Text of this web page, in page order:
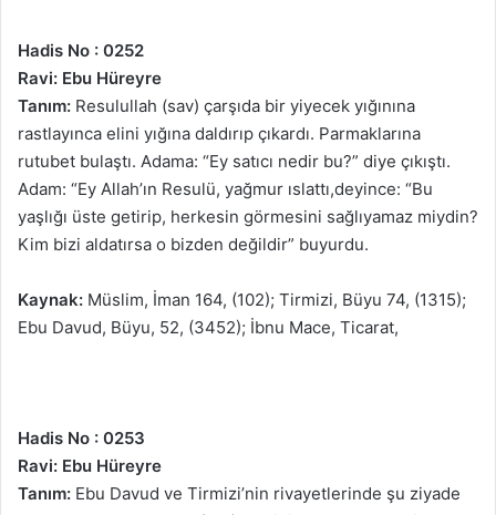
Hadis No : 0252
Ravi: Ebu Hüreyre
Tanım: Resulullah (sav) çarşıda bir yiyecek yığınına
rastlayınca elini yığına daldırıp çıkardı. Parmaklarına
rutubet bulaştı. Adama: “Ey satıcı nedir bu?” diye çıkıştı.
Adam: “Ey Allah’ın Resulü, yağmur ıslattı,deyince: “Bu
yaşlığı üste getirip, herkesin görmesini sağlıyamaz miydin?
Kim bizi aldatırsa o bizden değildir” buyurdu.
Kaynak: Müslim, İman 164, (102); Tirmizi, Büyu 74, (1315);
Ebu Davud, Büyu, 52, (3452); İbnu Mace, Ticarat,
Hadis No : 0253
Ravi: Ebu Hüreyre
Tanım: Ebu Davud ve Tirmizi’nin rivayetlerinde şu ziyade